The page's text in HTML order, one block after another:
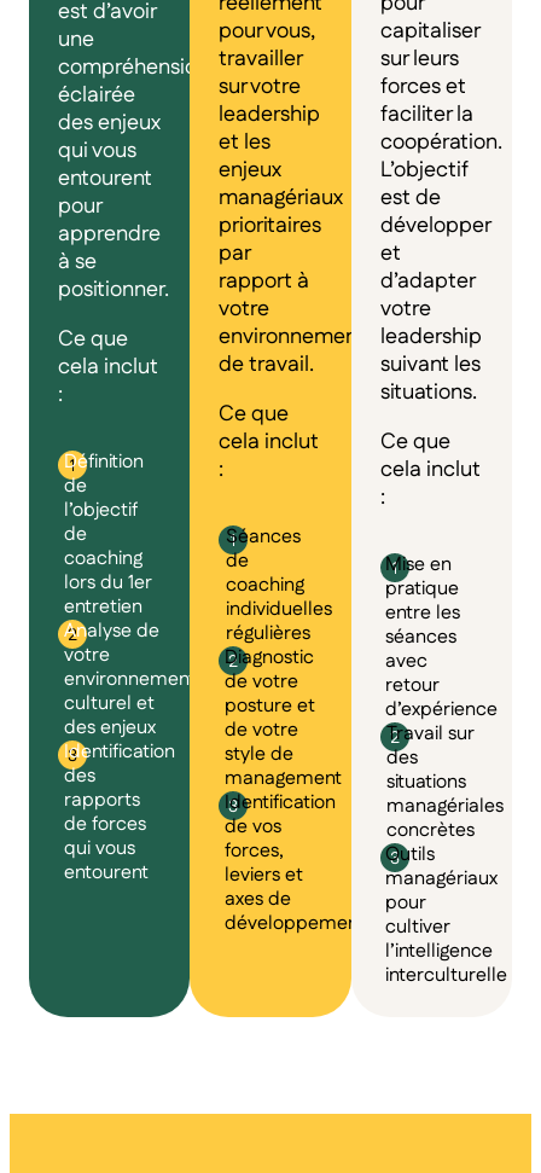
est d’avoir
une
compréhension
éclairée
des enjeux
qui vous
entourent
pour
apprendre
à se
positionner.
Ce que
cela inclut
:
Définition
de
l’objectif
de
coaching
lors du 1er
entretien
Analyse de
votre
environnement
culturel et
des enjeux
Identification
des
rapports
de forces
qui vous
entourent
pour vous,
travailler
sur votre
leadership
et les
enjeux
managériaux
prioritaires
par
rapport à
votre
environnement
de travail.
Ce que
cela inclut
:
Séances
de
coaching
individuelles
régulières
Diagnostic
de votre
posture et
de votre
style de
management
Identification
de vos
forces,
leviers et
axes de
développement
capitaliser
sur leurs
forces et
faciliter la
coopération.
L’objectif
est de
développer
et
d’adapter
votre
leadership
suivant les
situations.
Ce que
cela inclut
:
Mise en
pratique
entre les
séances
avec
retour
d’expérience
Travail sur
des
situations
managériales
concrètes
Outils
managériaux
pour
cultiver
l’intelligence
interculturelle